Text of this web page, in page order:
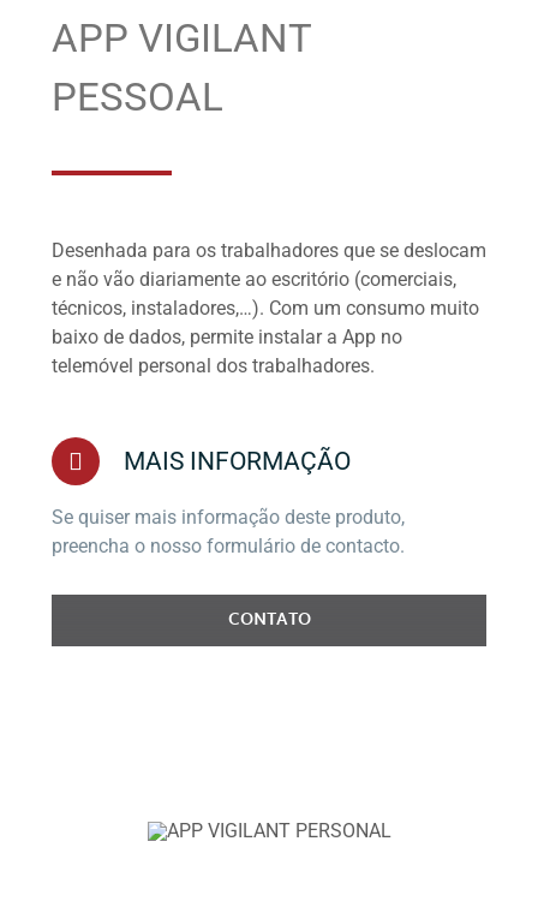
APP VIGILANT
PESSOAL
Desenhada para os trabalhadores que se deslocam
e não vão diariamente ao escritório (comerciais,
técnicos, instaladores,…). Com um consumo muito
baixo de dados, permite instalar a App no
telemóvel personal dos trabalhadores.
MAIS INFORMAÇÃO
Se quiser mais informação deste produto,
preencha o nosso formulário de contacto.
CONTATO